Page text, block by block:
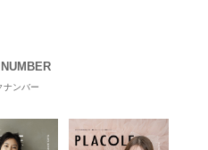
ナンバー